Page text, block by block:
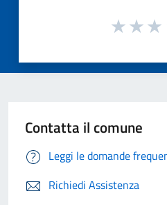
Contatta il comune
Leggi le domande
Richiedi Assistenza